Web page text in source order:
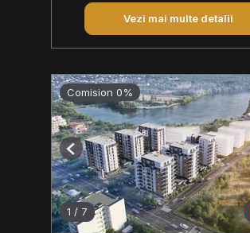
Vezi mai multe detalii
Comision 0%
1 / 7
Previous